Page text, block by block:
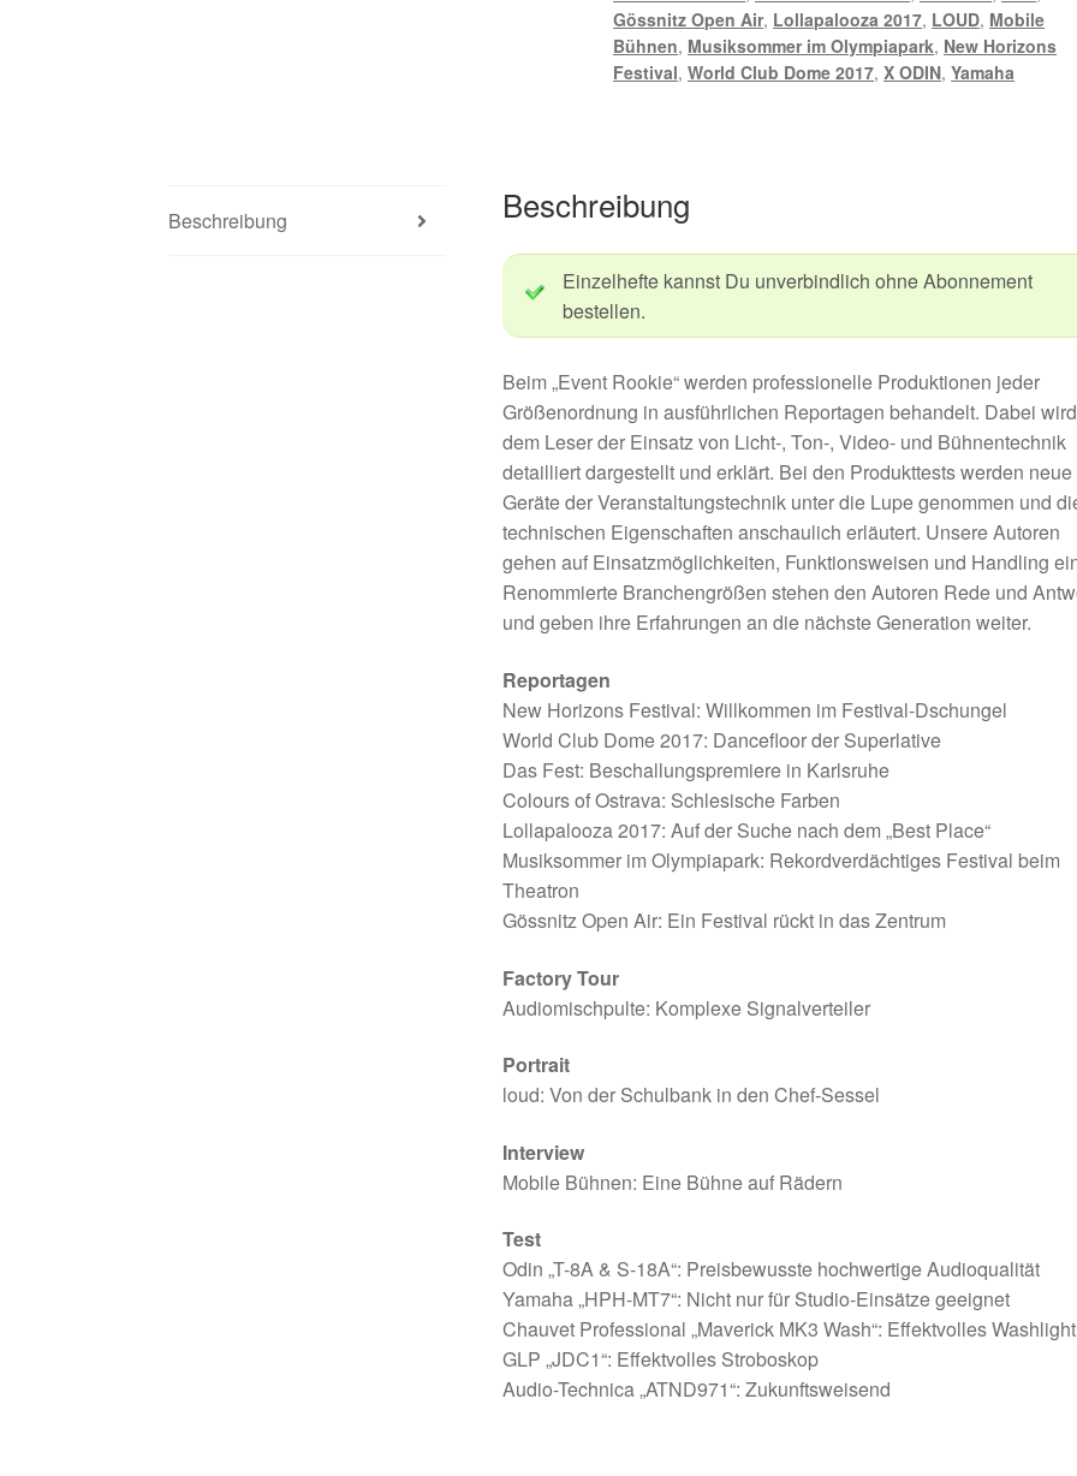
Gössnitz Open Air, Lollapalooza 2017, LOUD, Mobile
Bühnen, Musiksommer im Olympiapark, New Horizons
Festival,World Club Dome 2017,X ODIN,Yamaha
Beschreibung Beschreibung
Einzelhefte kannst Du unverbindlich ohne Abonnement
bestellen.
Beim „Event Rookie“ werden professionelle Produktionen jeder
Größenordnung in ausführlichen Reportagen behandelt. Dabei wird
dem Leser der Einsatz von Licht-, Ton-, Video- und Bühnentechnik
detailliert dargestellt und erklärt. Bei den Produkttests werden neue
Geräte der Veranstaltungstechnik unter die Lupe genommen und
technischen Eigenschaften anschaulich erläutert. Unsere Autoren
gehen auf Einsatzmöglichkeiten, Funktionsweisen und Handling
Renommierte Branchengrößen stehen den Autoren Rede und
und geben ihre Erfahrungen an die nächste Generation weiter.
Reportagen
New Horizons Festival: Willkommen im Festival-Dschungel
World Club Dome 2017: Dancefloor der Superlative
Das Fest: Beschallungspremiere in Karlsruhe
Colours of Ostrava: Schlesische Farben
Lollapalooza 2017: Auf der Suche nach dem „Best Place“
Musiksommer im Olympiapark: Rekordverdächtiges Festival beim
Theatron
Gössnitz Open Air: Ein Festival rückt in das Zentrum
Factory Tour
Audiomischpulte: Komplexe Signalverteiler
Portrait
loud: Von der Schulbank in den Chef-Sessel
Interview
Mobile Bühnen: Eine Bühne auf Rädern
Test
Odin „T-8A & S-18A“: Preisbewusste hochwertige Audioqualität
Yamaha „HPH-MT7“: Nicht nur für Studio-Einsätze geeignet
Chauvet Professional „Maverick MK3 Wash“: Effektvolles Washlight
GLP „JDC1“: Effektvolles Stroboskop
Audio-Technica „ATND971“: Zukunftsweisend